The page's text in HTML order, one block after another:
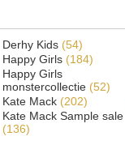
Derhy Kids (54)
Happy Girls (184)
Happy Girls
monstercollectie (52)
Kate Mack (202)
Kate Mack Sample sale
(136)